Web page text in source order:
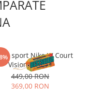
sport Nike W Court
Vision Alta Ltr
449,00 RON
369,00 RON